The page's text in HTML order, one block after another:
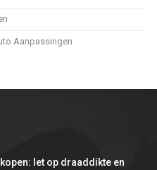
Aanpassingen
let op draaddikte en